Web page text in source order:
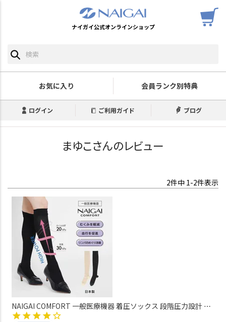
ナイガイ公式オンラインショップ
お気に入り 会員ランク別特典
ログイン ご利用ガイド ブログ
まゆこさんのレビュー
2件中 1-2件表示
NAIGAI COMFORT 一般医療機器 着圧ソックス 段階圧力設計 足
首 30hPa ふくらはぎ 20hPa レディース【365日最短翌日発送】